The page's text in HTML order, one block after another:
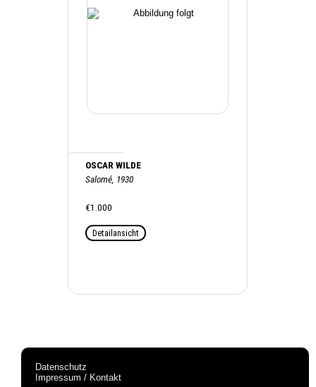
OSCAR WILDE
Salomé, 1930
€1.000
Detailansicht
Datenschutz
Impressum / Kontakt